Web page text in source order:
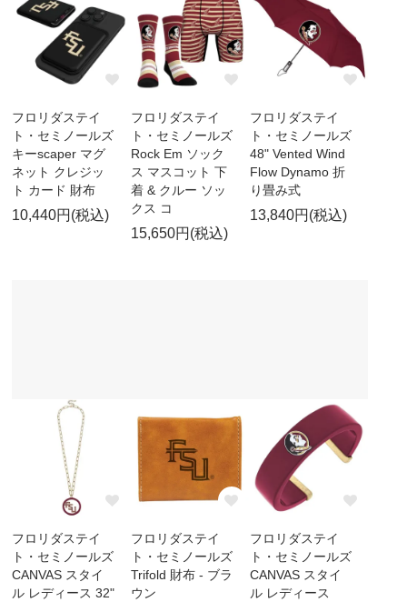
フロリダステイ
ト・セミノールズ
キーscaper マグ
ネット クレジッ
ト カード 財布
10,440円(税込)
フロリダステイ
ト・セミノールズ
Rock Em ソック
ス マスコット 下
着 & クルー ソッ
クス コ
15,650円(税込)
フロリダステイ
ト・セミノールズ
48" Vented Wind
Flow Dynamo 折
り畳み式
13,840円(税込)
フロリダステイ
ト・セミノールズ
CANVAS スタイ
ル レディース 32"
フロリダステイ
ト・セミノールズ
Trifold 財布 - ブラ
ウン
フロリダステイ
ト・セミノールズ
CANVAS スタイ
ル レディース